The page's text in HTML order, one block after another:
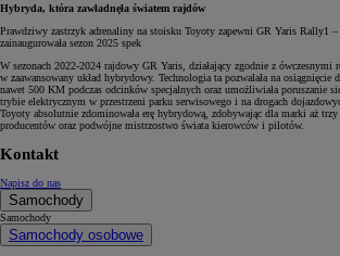
Hybryda, która zawładnęła światem rajdów
Prawdziwy zastrzyk adrenaliny na stoisku Toyoty zapewni GR Yaris Rally1
zainaugurowała sezon 2025 spek
W sezonach 2022-2024 rajdowy GR Yaris, działający zgodnie z ówczesnymi
w zaawansowany układ hybrydowy. Technologia ta pozwalała na osiągnięcie
nawet 500 KM podczas odcinków specjalnych oraz umożliwiała poruszanie
trybie elektrycznym w przestrzeni parku serwisowego i na drogach
Toyoty absolutnie zdominowała erę hybrydową, zdobywając dla marki aż
producentów oraz podwójne mistrzostwo świata kierowców i pilotów.
Kontakt
Napisz do nas
Samochody
Samochody
Samochody osobowe